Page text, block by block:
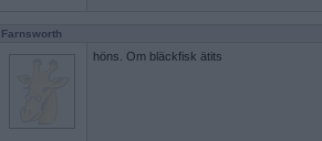
Farnsworth
höns. Om bläckfisk ätits